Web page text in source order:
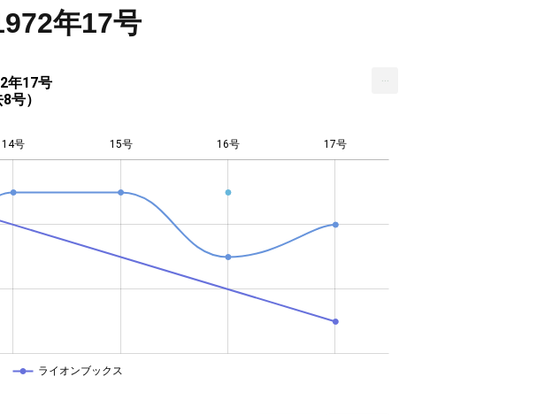
年17号
年17号
号）
14号 15号 16号 17号
ライオンブックス